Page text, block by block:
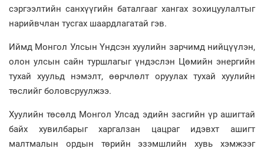
сэргээлтийн санхүүгийн баталгааг хангах зохицуулалтыг
нарийвчлан тусгах шаардлагатай гэв.
Иймд Монгол Улсын Үндсэн хуулийн зарчимд нийцүүлэн,
олон улсын сайн туршлагыг үндэслэн Цөмийн энергийн
тухай хуульд нэмэлт, өөрчлөлт оруулах тухай хуулийн
төслийг боловсруулжээ.
Хуулийн төсөлд Монгол Улсад эдийн засгийн үр ашигтай
байх хувилбарыг харгалзан цацраг идэвхт ашигт
малтмалын ордын төрийн эзэмшлийн хувь хэмжээг